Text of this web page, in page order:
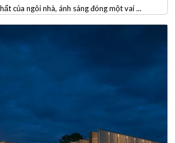
của ngôi nhà, ánh sáng đóng một vai ...